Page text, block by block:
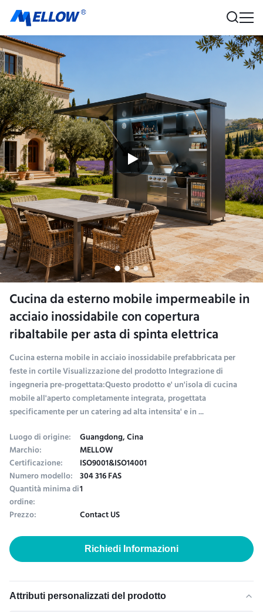
Cucina da esterno mobile impermeabile in
acciaio inossidabile con copertura
ribaltabile per asta di spinta elettrica
Cucina esterna mobile in acciaio inossidabile prefabbricata per
feste in cortile Visualizzazione del prodotto Integrazione di
ingegneria pre-progettata:Questo prodotto e' un'isola di cucina
mobile all'aperto completamente integrata, progettata
specificamente per un catering ad alta intensita' e in ...
Luogo di origine: Guangdong, Cina
Marchio: MELLOW
Certificazione: ISO9001&ISO14001
Numero modello: 304 316 FAS
Quantità minima di
ordine:
1
Prezzo:
Contact US
Richiedi Informazioni
Attributi personalizzati del prodotto